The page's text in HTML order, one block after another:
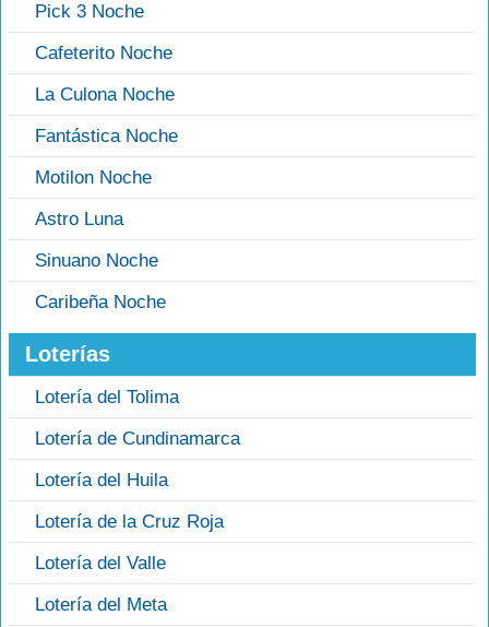
Pick 3 Noche
Cafeterito Noche
La Culona Noche
Fantástica Noche
Motilon Noche
Astro Luna
Sinuano Noche
Caribeña Noche
Loterías
Lotería del Tolima
Lotería de Cundinamarca
Lotería del Huila
Lotería de la Cruz Roja
Lotería del Valle
Lotería del Meta